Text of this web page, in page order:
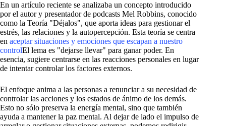
En un artículo reciente se analizaba un concepto introducido
por el autor y presentador de podcasts Mel Robbins, conocido
como la Teoría "Déjalos", que aporta ideas para gestionar el
estrés, las relaciones y la autopercepción. Esta teoría se centra
en aceptar situaciones y emociones que escapan a nuestro
controlEl lema es "dejarse llevar" para ganar poder. En
esencia, sugiere centrarse en las reacciones personales en lugar
de intentar controlar los factores externos.
El enfoque anima a las personas a renunciar a su necesidad de
controlar las acciones y los estados de ánimo de los demás.
Esto no sólo preserva la energía mental, sino que también
ayuda a mantener la paz mental. Al dejar de lado el impulso de